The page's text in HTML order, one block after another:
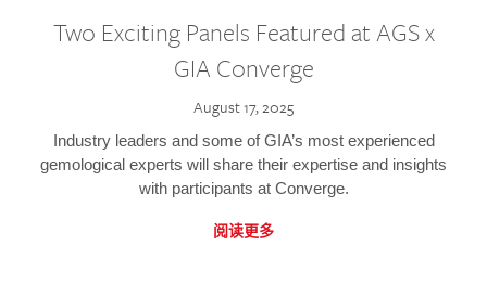
Two Exciting Panels Featured at AGS x
GIA Converge
August 17, 2025
Industry leaders and some of GIA’s most experienced
gemological experts will share their expertise and insights
with participants at Converge.
阅读更多